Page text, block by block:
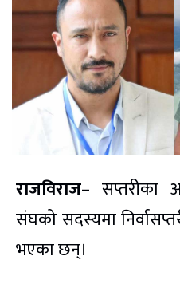
राजविराज– सप्तरीका
संघको सदस्यमा
भएका छन्।